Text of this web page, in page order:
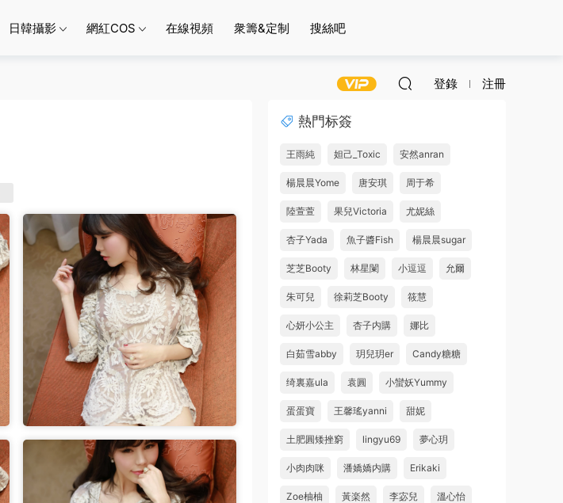
日韓攝影 網紅COS 在線視頻 衆籌&定制 搜絲吧
登錄 注冊
熱門标簽
王雨純 妲己_Toxic 安然anran
楊晨晨Yome 唐安琪 周于希
陸萱萱 果兒Victoria 尤妮絲
杏子Yada 魚子醬Fish 楊晨晨sugar
芝芝Booty 林星闌 小逗逗 允爾
朱可兒 徐莉芝Booty 筱慧
心妍小公主 杏子内購 娜比
白茹雪abby 玥兒玥er Candy糖糖
绮裏嘉ula 袁圓 小蠻妖Yummy
蛋蛋寶 王馨瑤yanni 甜妮
土肥圓矮挫窮 lingyu69 夢心玥
小肉肉咪 潘嬌嬌内購 Erikaki
Zoe柚柚 黃楽然 李宓兒 溫心怡